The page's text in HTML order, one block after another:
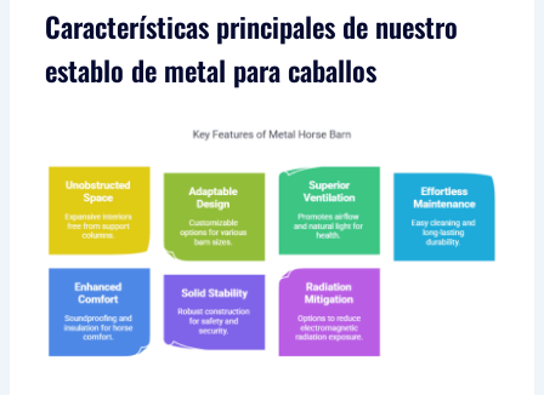
Características principales de nuestro
establo de metal para caballos